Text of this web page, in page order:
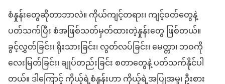
စံနှုန်းတွေဆိုတာဘာလဲ။ ကိုယ်ကျင့်တရား၊ ကျင့်ဝတ်တွေနဲ့
ပတ်သက်ပြီး စံအဖြစ်သတ်မှတ်ထားတဲ့နှုန်းတွေ ဖြစ်တယ်။
ခွင့်လွှတ်ခြင်း၊ ရိုးသားခြင်း၊ လွတ်လပ်ခြင်း၊ မေတ္တာ၊ ဘဝကို
လေးမြတ်ခြင်း၊ ချုပ်တည်းခြင်း စတာတွေနဲ့ ပတ်သက်နိုင်ပါ
တယ်။ ဒါကြောင့် ကိုယ့်ရဲ့စံနှုန်းဟာ ကိုယ့်ရဲ့အပြုအမူ၊ ဦးစား